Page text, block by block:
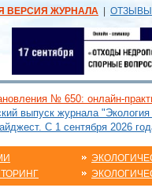
ВЕРСИЯ ЖУРНАЛА ОТЗЫВЫ
№ 650: онлайн-
выпуск журнала "Экология
С 1 сентября 2026